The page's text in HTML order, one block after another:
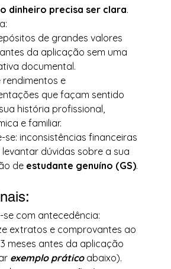
dinheiro precisa ser clara.
de grandes valores
da aplicação sem uma
documental.
rendimentos e
que façam sentido
história profissional,
e familiar.
se: inconsistências financeiras
dúvidas sobre a sua
de estudante genuíno (GS).
se com antecedência:
extratos e comprovantes ao
meses antes da aplicação
exemplo prático abaixo).